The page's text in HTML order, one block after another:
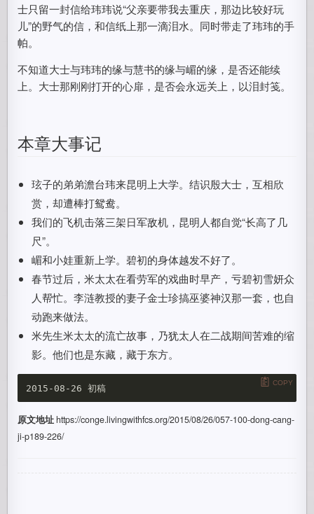
士只留一封信给玮玮说“父亲要带我去重庆，那边比较好玩
儿”的野气的信，和信纸上那一滴泪水。同时带走了玮玮的手
帕。
不知道大士与玮玮的缘与慧书的缘与嵋的缘，是否还能续
上。大士那刚刚打开的心扉，是否会永远关上，以泪封笺。
本章大事记
玹子的弟弟澹台玮来昆明上大学。结识殷大士，互相欣
赏，却遭棒打鸳鸯。
我们的飞机击落三架日军敌机，昆明人都自觉“长高了几
尺”。
嵋和小娃重新上学。碧初的身体越发不好了。
春节过后，米太太在看劳军的戏曲时早产，亏碧初雪妍众
人帮忙。李涟教授的妻子金士珍搞巫婆神汉那一套，也自
动跑来做法。
米先生米太太的流亡故事，乃犹太人在二战期间苦难的缩
影。他们也是东藏，藏于东方。
COPY
原文地址https://conge.livingwithfcs.org/2015/08/26/057-100-dong-cang-
ji-p189-226/